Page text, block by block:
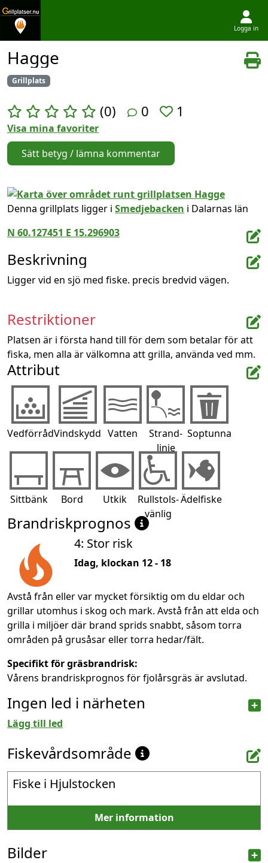
Logga in
Hagge
Grillplats
(0) 0 1
Visa mina favoriter
Sätt betyg / lämna kommentar
Denna grillplats ligger i Smedjebacken i Dalarnas län
N 60.127451 E 15.296903
Beskrivning
Ligger vid en sjö med fiske. precis bredvid vägen.
Restriktioner
Platsen är i första hand till för dem som betalar för att
fiska, men alla är välkomna att grilla, använda ved mm.
Attribut
VedförrådVindskydd Vatten
Strand-
linje
Soptunna
Sittbänk Bord Utkik
Rullstols-
vänlig
Ädelfiske
Brandriskprognos
4: Stor risk
Idag, klockan 12 - 18
Avstå från eller var mycket försiktig om du eldar och
grillar utomhus i skog och mark. Avstå från att elda och
grilla i miljöer där brand sprids snabbt, såsom torra
områden på grusåsar eller torra hedar/fält.
Specifikt för gräsbrandrisk:
Vårens brandriskprognos för fjolårsgräs är avslutad.
Ingen led i närheten
Lägg till led
Fiskevårdsområde
Fiske i Hjulstocken
Mer information
Bilder